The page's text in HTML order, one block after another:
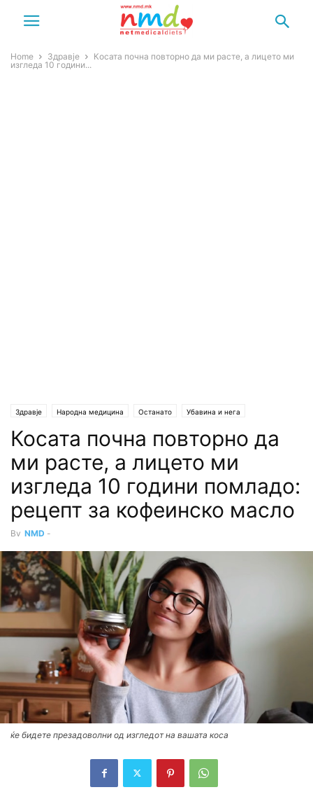
Home Здравје
Косата почна повторно да ми расте, а лицето ми
изгледа 10 години...
Здравје Народна медицина Останато Убавина и нега
Косата почна повторно да
ми расте, а лицето ми
изгледа 10 години помладо:
рецепт за кофеинско масло
By NMD -
ќе бидете презадоволни од изгледот на вашата коса